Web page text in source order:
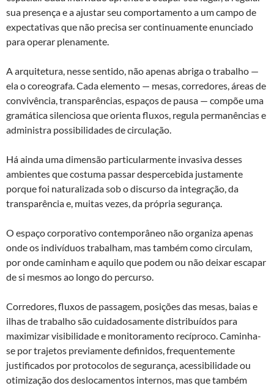
sua presença e a ajustar seu comportamento a um campo de
expectativas que não precisa ser continuamente enunciado
para operar plenamente.
A arquitetura, nesse sentido, não apenas abriga o trabalho —
ela o coreografa. Cada elemento — mesas, corredores, áreas de
convivência, transparências, espaços de pausa — compõe uma
gramática silenciosa que orienta fluxos, regula permanências e
administra possibilidades de circulação.
Há ainda uma dimensão particularmente invasiva desses
ambientes que costuma passar despercebida justamente
porque foi naturalizada sob o discurso da integração, da
transparência e, muitas vezes, da própria segurança.
O espaço corporativo contemporâneo não organiza apenas
onde os indivíduos trabalham, mas também como circulam,
por onde caminham e aquilo que podem ou não deixar escapar
de si mesmos ao longo do percurso.
Corredores, fluxos de passagem, posições das mesas, baias e
ilhas de trabalho são cuidadosamente distribuídos para
maximizar visibilidade e monitoramento recíproco. Caminha-
se por trajetos previamente definidos, frequentemente
justificados por protocolos de segurança, acessibilidade ou
otimização dos deslocamentos internos, mas que também